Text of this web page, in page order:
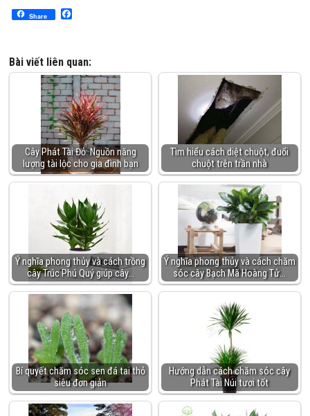
Share
Bài viết liên quan:
Cây Phát Tài Đỏ: Nguồn năng
lượng tài lộc cho gia đình bạn
Tìm hiểu cách diệt chuột, đuổi
chuột trên trần nhà
Ý nghĩa phong thủy và cách trồng
cây Trúc Phú Quý giúp cây…
Ý nghĩa phong thủy và cách chăm
sóc cây Bạch Mã Hoàng Tử…
Bí quyết chăm sóc sen đá tai thỏ
siêu đơn giản
Hướng dẫn cách chăm sóc cây
Phát Tài Núi tươi tốt